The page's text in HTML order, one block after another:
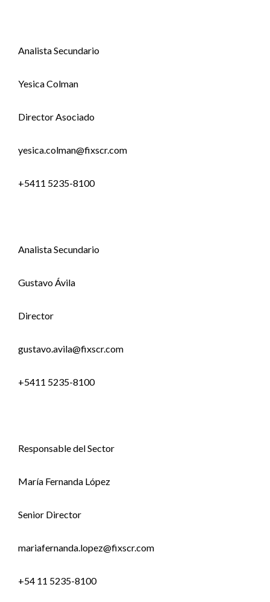
Analista Secundario
Yesica Colman
Director Asociado
yesica.colman@fixscr.com
+5411 5235-8100
Analista Secundario
Gustavo Ávila
Director
gustavo.avila@fixscr.com
+5411 5235-8100
Responsable del Sector
María Fernanda López
Senior Director
mariafernanda.lopez@fixscr.com
+54 11 5235-8100